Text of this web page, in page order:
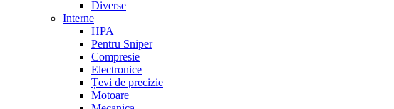
Diverse
Interne
HPA
Pentru Sniper
Compresie
Electronice
Țevi de precizie
Motoare